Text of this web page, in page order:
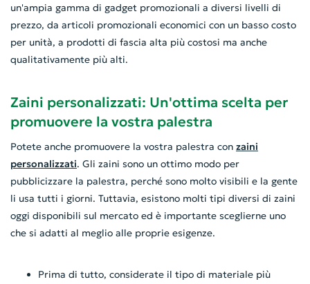
un'ampia gamma di gadget promozionali a diversi livelli di
prezzo, da articoli promozionali economici con un basso costo
per unità, a prodotti di fascia alta più costosi ma anche
qualitativamente più alti.
Zaini personalizzati: Un'ottima scelta per
promuovere la vostra palestra
Potete anche promuovere la vostra palestra con zaini
personalizzati. Gli zaini sono un ottimo modo per
pubblicizzare la palestra, perché sono molto visibili e la gente
li usa tutti i giorni. Tuttavia, esistono molti tipi diversi di zaini
oggi disponibili sul mercato ed è importante sceglierne uno
che si adatti al meglio alle proprie esigenze.
Prima di tutto, considerate il tipo di materiale più